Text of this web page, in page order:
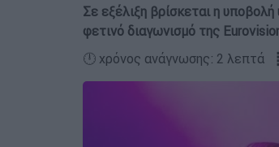
Σε εξέλιξη βρίσκεται η
φετινό διαγωνισμό της
🕛 χρόνος ανάγνωσης: 2 λεπτά ┋